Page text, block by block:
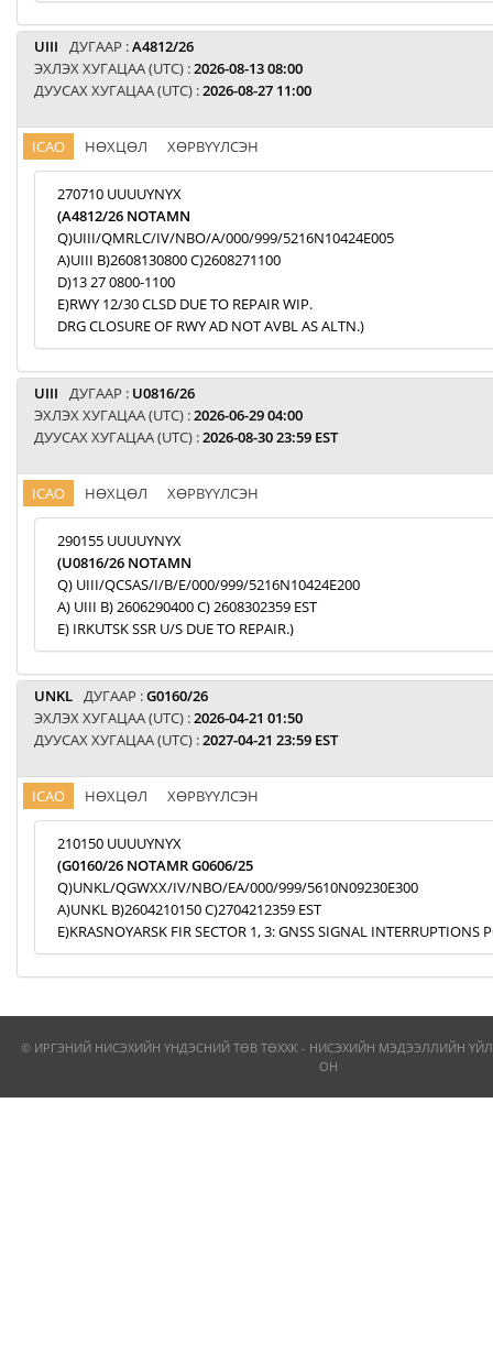
UIII ДУГААР :A4812/26
ЭХЛЭХ ХУГАЦАА (UTC) :2026-08-13 08:00
ДУУСАХ ХУГАЦАА (UTC) :2026-08-27 11:00
ICAO НӨХЦӨЛ ХӨРВҮҮЛСЭН
270710 UUUUYNYX
(A4812/26 NOTAMN
Q)UIII/QMRLC/IV/NBO/A/000/999/5216N10424E005
A)UIII B)2608130800 C)2608271100
D)13 27 0800-1100
E)RWY 12/30 CLSD DUE TO REPAIR WIP.
DRG CLOSURE OF RWY AD NOT AVBL AS ALTN.)
UIII ДУГААР : U0816/26
ЭХЛЭХ ХУГАЦАА (UTC) :2026-06-29 04:00
ДУУСАХ ХУГАЦАА (UTC) :2026-08-30 23:59 EST
ICAO НӨХЦӨЛ ХӨРВҮҮЛСЭН
290155 UUUUYNYX
(U0816/26 NOTAMN
Q) UIII/QCSAS/I/B/E/000/999/5216N10424E200
A) UIII B) 2606290400 C) 2608302359 EST
E) IRKUTSK SSR U/S DUE TO REPAIR.)
UNKL ДУГААР :G0160/26
ЭХЛЭХ ХУГАЦАА (UTC) :2026-04-21 01:50
ДУУСАХ ХУГАЦАА (UTC) :2027-04-21 23:59 EST
ICAO НӨХЦӨЛ ХӨРВҮҮЛСЭН
210150 UUUUYNYX
(G0160/26 NOTAMR G0606/25
Q)UNKL/QGWXX/IV/NBO/EA/000/999/5610N09230E300
A)UNKL B)2604210150 C)2704212359 EST
E)KRASNOYARSK FIR SECTOR 1, 3: GNSS SIGNAL INTERRUPTIONS
© ИРГЭНИЙ НИСЭХИЙН ҮНДЭСНИЙ ТӨВ ТӨХХК - НИСЭХИЙН МЭДЭЭЛЛИЙН
ОН